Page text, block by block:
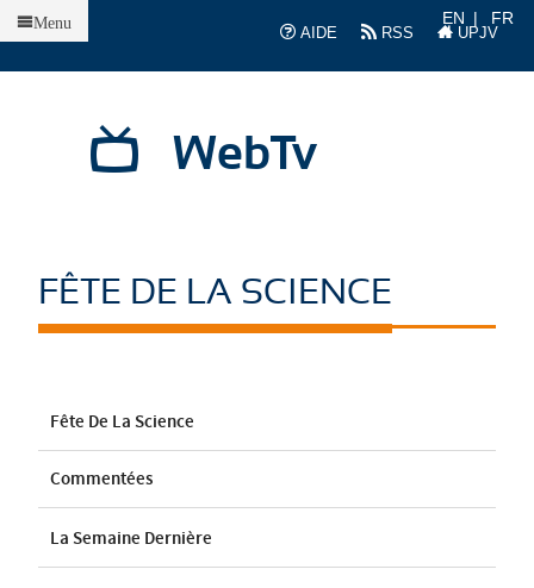
AIDE
RSS UPJV
EN FR
WebTv
Menu
FÊTE DE LA SCIENCE
Fête De La Science
Commentées
La Semaine Dernière